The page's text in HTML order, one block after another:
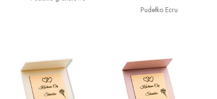
Pudełko Ecru